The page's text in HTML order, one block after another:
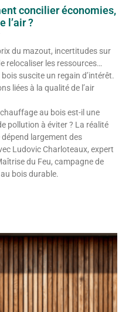
concilier économies,
l’air ?
du mazout, incertitudes sur
relocaliser les ressources…
suscite un regain d’intérêt.
liées à la qualité de l’air
au bois est-il une
pollution à éviter ? La réalité
largement des
Ludovic Charloteaux, expert
du Feu, campagne de
bois durable.